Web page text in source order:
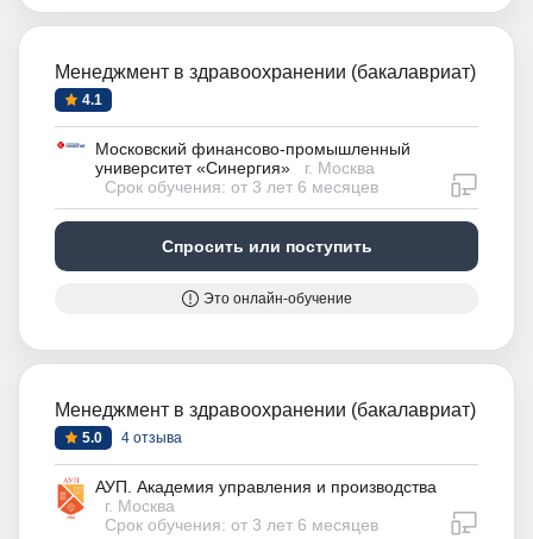
Менеджмент в здравоохранении (бакалавриат)
4.1
Московский финансово-промышленный
университет «Синергия»
г. Москва
Срок обучения: от 3 лет 6 месяцев
Спросить или поступить
Это онлайн-обучение
Менеджмент в здравоохранении (бакалавриат)
5.0 4 отзыва
АУП. Академия управления и производства
г. Москва
Срок обучения: от 3 лет 6 месяцев